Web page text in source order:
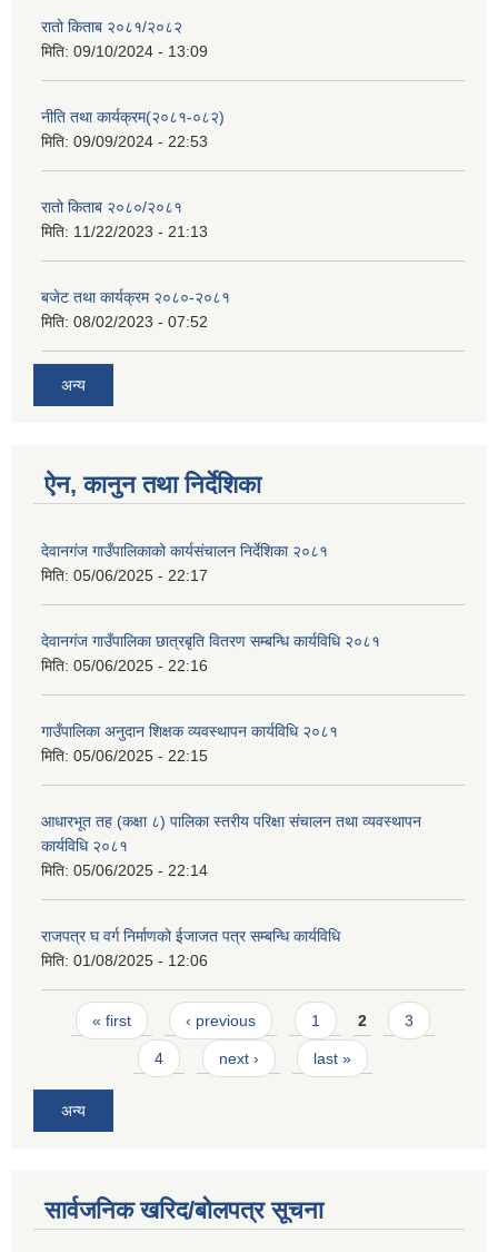
रातो किताब २०८१/२०८२
मिति: 09/10/2024 - 13:09
नीति तथा कार्यक्रम(२०८१-०८२)
मिति: 09/09/2024 - 22:53
रातो किताब २०८०/२०८१
मिति: 11/22/2023 - 21:13
बजेट तथा कार्यक्रम २०८०-२०८१
मिति: 08/02/2023 - 07:52
अन्य
ऐन, कानुन तथा निर्देशिका
देवानगंज गाउँपालिकाको कार्यसंचालन निर्देशिका २०८१
मिति: 05/06/2025 - 22:17
देवानगंज गाउँपालिका छात्रबृति वितरण सम्बन्धि कार्यविधि २०८१
मिति: 05/06/2025 - 22:16
गाउँपालिका अनुदान शिक्षक व्यवस्थापन कार्यविधि २०८१
मिति: 05/06/2025 - 22:15
आधारभूत तह (कक्षा ८) पालिका स्तरीय परिक्षा संचालन तथा व्यवस्थापन
कार्यविधि २०८१
मिति: 05/06/2025 - 22:14
राजपत्र घ वर्ग निर्माणको ईजाजत पत्र सम्बन्धि कार्यविधि
मिति: 01/08/2025 - 12:06
Pages
« first ‹ previous 1 2 3
4 next › last »
अन्य
सार्वजनिक खरिद/बोलपत्र सूचना